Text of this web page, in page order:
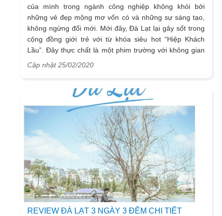
của mình trong ngành công nghiệp không khói bởi
những vẻ đẹp mộng mơ vốn có và những sự sáng tạo,
không ngừng đổi mới. Mới đây, Đà Lạt lại gây sốt trong
cộng đồng giới trẻ với từ khóa siêu hot “Hiệp Khách
Lầu”. Đây thực chất là một phim trường với không gian
vườn trúc đậm chất cổ trang và sở hữu nhiều góc "sống
Cập nhật 25/02/2020
REVIEW ĐÀ LẠT 3 NGÀY 3 ĐÊM CHI TIẾT